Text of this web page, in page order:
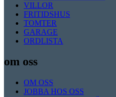
VILLOR
FRITIDSHUS
TOMTER
GARAGE
ORDLISTA
om oss
OM OSS
JOBBA HOS OSS